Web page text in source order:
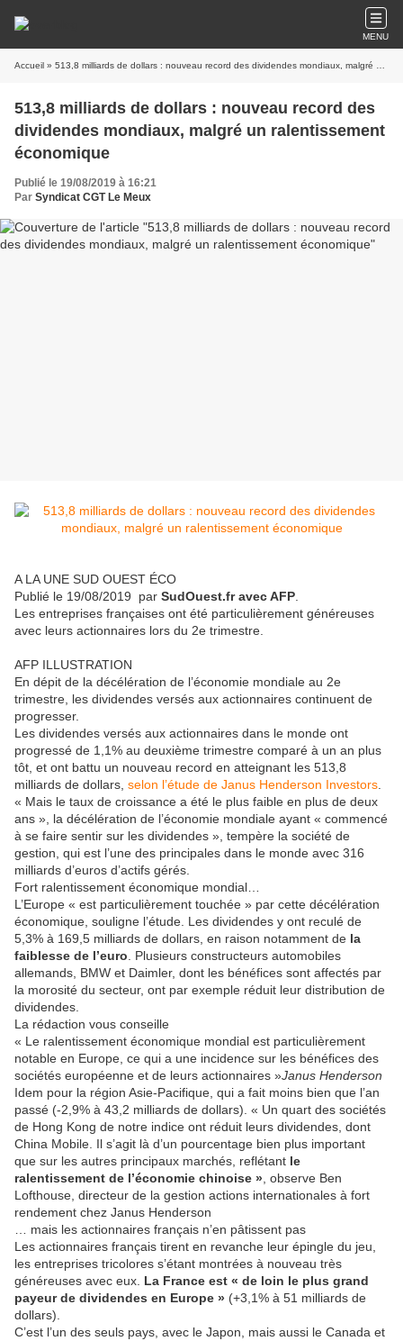
MENU
Accueil » 513,8 milliards de dollars : nouveau record des dividendes mondiaux, malgré un ralentissement économique
513,8 milliards de dollars : nouveau record des
dividendes mondiaux, malgré un ralentissement
économique
Publié le 19/08/2019 à 16:21
Par Syndicat CGT Le Meux
A LA UNE SUD OUEST ÉCO
Publié le 19/08/2019 par SudOuest.fr avec AFP
Les entreprises françaises ont été particulièrement généreuses
avec leurs actionnaires lors du 2e trimestre.
AFP ILLUSTRATION
En dépit de la décélération de l’économie mondiale au 2e
trimestre, les dividendes versés aux actionnaires continuent de
progresser.
Les dividendes versés aux actionnaires dans le monde ont
progressé de 1,1% au deuxième trimestre comparé à un an plus
tôt, et ont battu un nouveau record en atteignant les 513,8
milliards de dollars, selon l’étude de Janus Henderson Investors
« Mais le taux de croissance a été le plus faible en plus de deux
ans », la décélération de l’économie mondiale ayant « commencé
à se faire sentir sur les dividendes », tempère la société de
gestion, qui est l’une des principales dans le monde avec 316
milliards d’euros d’actifs gérés.
Fort ralentissement économique mondial…
L’Europe « est particulièrement touchée » par cette décélération
économique, souligne l’étude. Les dividendes y ont reculé de
5,3% à 169,5 milliards de dollars, en raison notamment de la
faiblesse de l’euro . Plusieurs constructeurs automobiles
allemands, BMW et Daimler, dont les bénéfices sont affectés par
la morosité du secteur, ont par exemple réduit leur distribution de
dividendes.
La rédaction vous conseille
« Le ralentissement économique mondial est particulièrement
notable en Europe, ce qui a une incidence sur les bénéfices des
sociétés européenne et de leurs actionnaires »Janus Henderson
Idem pour la région Asie-Pacifique, qui a fait moins bien que l’an
passé (-2,9% à 43,2 milliards de dollars). « Un quart des sociétés
de Hong Kong de notre indice ont réduit leurs dividendes, dont
China Mobile. Il s’agit là d’un pourcentage bien plus important
que sur les autres principaux marchés, reflétant le
ralentissement de l’économie chinoise » , observe Ben
Lofthouse, directeur de la gestion actions internationales à fort
rendement chez Janus Henderson
… mais les actionnaires français n’en pâtissent pas
Les actionnaires français tirent en revanche leur épingle du jeu,
les entreprises tricolores s’étant montrées à nouveau très
généreuses avec eux. La France est « de loin le plus grand
payeur de dividendes en Europe » (+3,1% à 51 milliards de
dollars).
C’est l’un des seuls pays, avec le Japon, mais aussi le Canada et